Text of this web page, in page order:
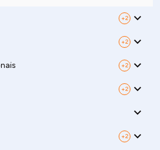
+2
+2
+2
+2
+2